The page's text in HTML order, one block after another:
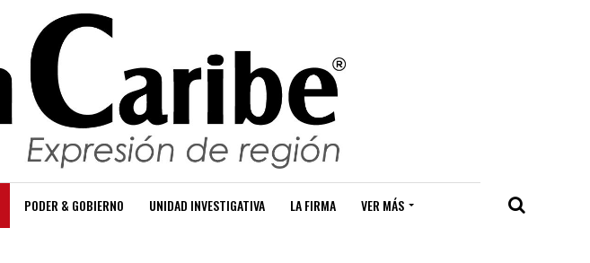
PODER & GOBIERNO UNIDAD INVESTIGATIVA LA FIRMA VER MÁS